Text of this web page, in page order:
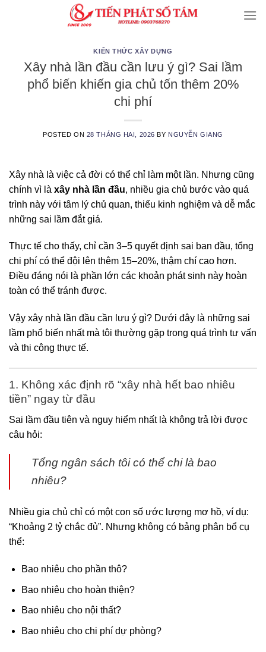
KIẾN THỨC XÂY DỰNG
Xây nhà lần đầu cần lưu ý gì? Sai lầm
phổ biến khiến gia chủ tốn thêm 20%
chi phí
POSTED ON 28 THÁNG HAI, 2026 BY NGUYỄN GIANG
Xây nhà là việc cả đời có thể chỉ làm một lần. Nhưng cũng
chính vì là xây nhà lần đầu, nhiều gia chủ bước vào quá
trình này với tâm lý chủ quan, thiếu kinh nghiệm và dễ mắc
những sai lầm đắt giá.
Thực tế cho thấy, chỉ cần 3–5 quyết định sai ban đầu, tổng
chi phí có thể đội lên thêm 15–20%, thậm chí cao hơn.
Điều đáng nói là phần lớn các khoản phát sinh này hoàn
toàn có thể tránh được.
Vậy xây nhà lần đầu cần lưu ý gì? Dưới đây là những sai
lầm phổ biến nhất mà tôi thường gặp trong quá trình tư vấn
và thi công thực tế.
1. Không xác định rõ “xây nhà hết bao nhiêu
tiền” ngay từ đầu
Sai lầm đầu tiên và nguy hiểm nhất là không trả lời được
câu hỏi:
Tổng ngân sách tôi có thể chi là bao
nhiêu?
Nhiều gia chủ chỉ có một con số ước lượng mơ hồ, ví dụ:
“Khoảng 2 tỷ chắc đủ”. Nhưng không có bảng phân bổ cụ
thể:
Bao nhiêu cho phần thô?
Bao nhiêu cho hoàn thiện?
Bao nhiêu cho nội thất?
Bao nhiêu cho chi phí dự phòng?